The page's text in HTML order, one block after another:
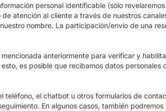
personal identificable (sólo
atención al cliente a través de nuestros
nombre. La participación/envío de una
anteriormente para verificar y
es posible que recibamos datos
el chatbot u otros formularios de
En algunos casos, también